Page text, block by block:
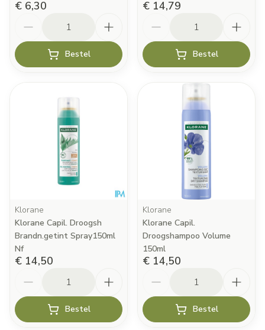
€ 6,30
Bestel
€ 14,79
Bestel
Klorane
Klorane Capil. Droogsh
Brandn.getint Spray150ml
Nf
€ 14,50
Bestel
Klorane
Klorane Capil.
Droogshampoo Volume
150ml
€ 14,50
Bestel